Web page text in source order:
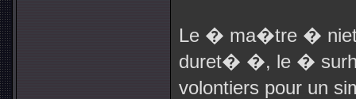
Le � ma�tre �
duret� �, le �
volontiers pour un